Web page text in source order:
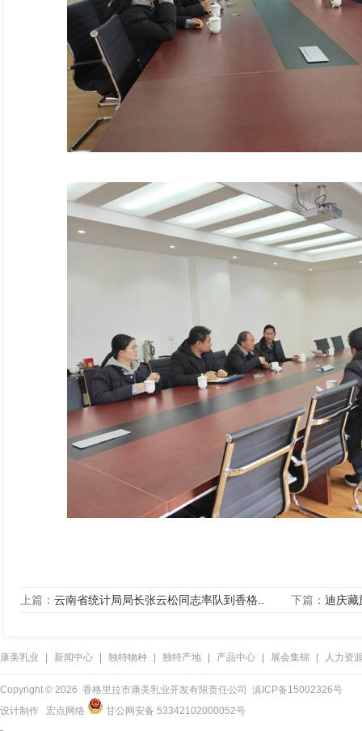
上篇： 云南省统计局局长张云松同志率队到香格.. 下篇： 迪庆藏
康美乳业 新闻中心 独特物种 独特产地 产品中心 展会集锦 人力资
Copyright © 2026 香格里拉市康美乳业开发有限责任公司 滇ICP备15002326号
设计制作 宏点网络 甘公网安备 53342102000052号